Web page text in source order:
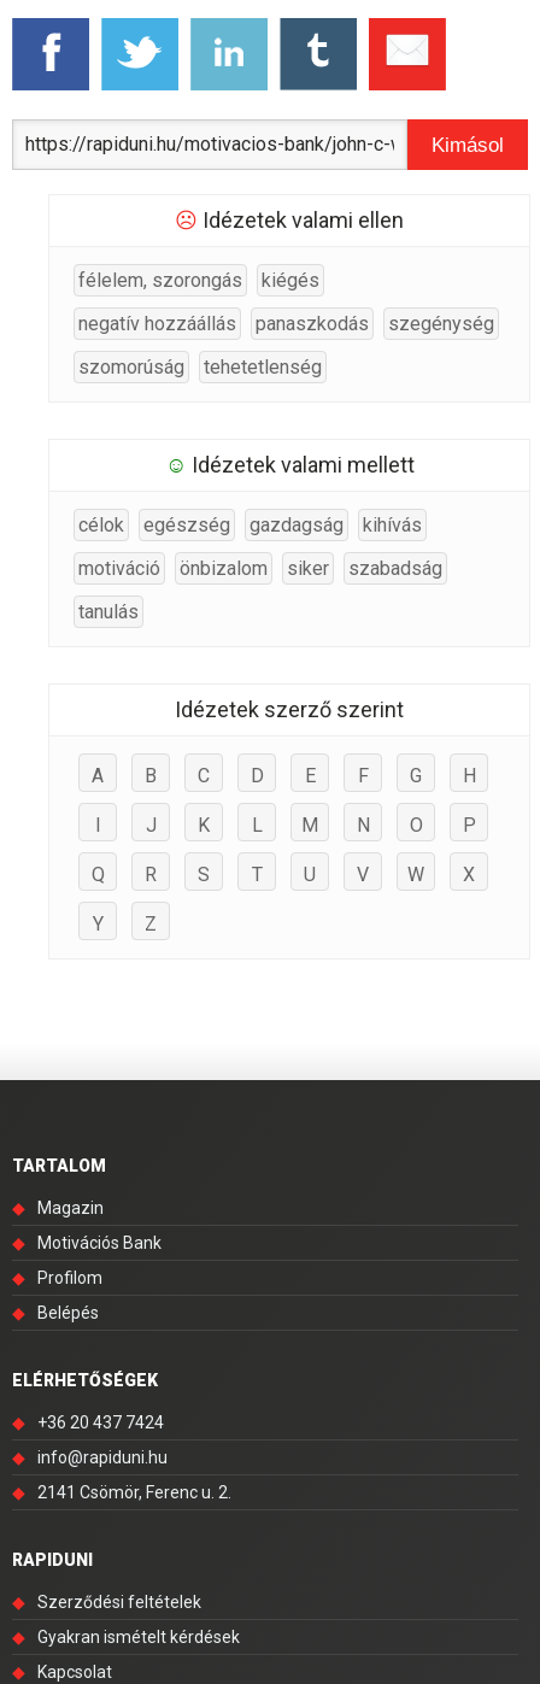
Kimásol
☹ Idézetek valami ellen
félelem, szorongás
kiégés
negatív hozzáállás
panaszkodás
szegénység
szomorúság
tehetetlenség
☺ Idézetek valami mellett
célok egészség gazdagság
kihívás
motiváció
önbizalom siker
szabadság
tanulás
Idézetek szerző szerint
A B C D E F G H
I J K L M N O P
Q R S T U V W X
Y Z
TARTALOM
◆
Magazin
◆
Motivációs Bank
◆
Profilom
◆
Belépés
ELÉRHETŐSÉGEK
◆
+36 20 437 7424
◆
info@rapiduni.hu
◆
2141 Csömör, Ferenc u. 2.
RAPIDUNI
◆
Szerződési feltételek
◆
Gyakran ismételt kérdések
◆
Kapcsolat